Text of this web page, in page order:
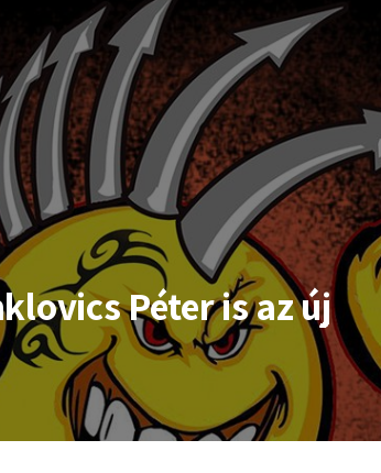
Péter is az új